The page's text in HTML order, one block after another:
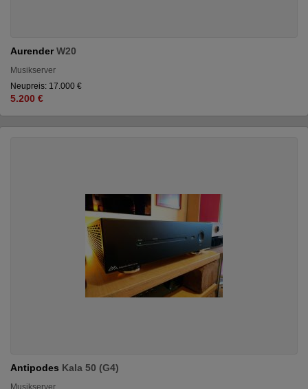
AurenderW20
Musikserver
Neupreis: 17.000 €
5.200 €
Antipodes Kala 50 (G4)
Musikserver